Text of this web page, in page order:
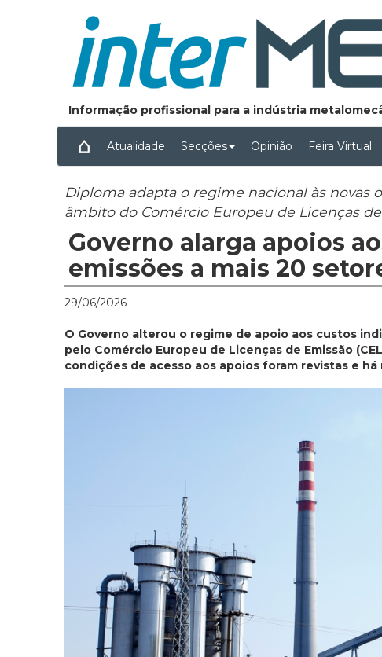
Informação profissional para a indústria
Atualidade Secções Opinião Feira Virtual
Diploma adapta o regime nacional às novas
âmbito do Comércio Europeu de Licenças
Governo alarga apoios
emissões a mais 20
29/06/2026
O Governo alterou o regime de apoio aos custos
pelo Comércio Europeu de Licenças de Emissão
condições de acesso aos apoios foram revistas e